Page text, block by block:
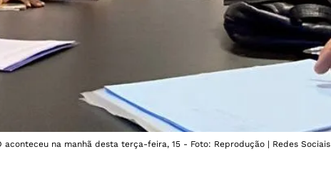
aconteceu na manhã desta terça-feira, 15 - Foto: Reprodução | Redes Sociais